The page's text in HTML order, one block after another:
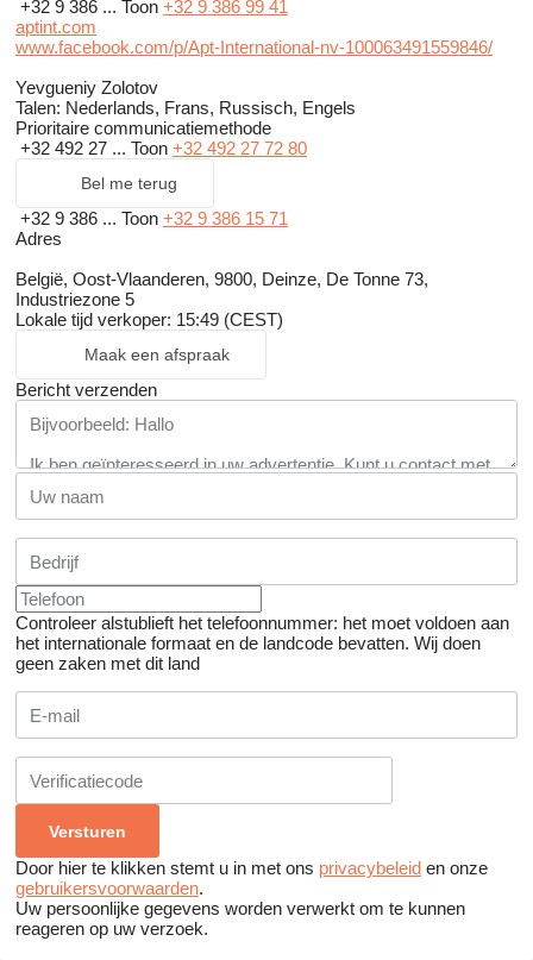
+32 9 386 ... Toon +32 9 386 99 41
aptint.com
www.facebook.com/p/Apt-International-nv-100063491559846/
Yevgueniy Zolotov
Talen: Nederlands, Frans, Russisch, Engels
Prioritaire communicatiemethode
+32 492 27 ... Toon +32 492 27 72 80
Bel me terug
+32 9 386 ... Toon +32 9 386 15 71
Adres
België, Oost-Vlaanderen, 9800, Deinze, De Tonne 73,
Industriezone 5
Lokale tijd verkoper: 15:49 (CEST)
Maak een afspraak
Bericht verzenden
Controleer alstublieft het telefoonnummer: het moet voldoen aan
het internationale formaat en de landcode bevatten. Wij doen
geen zaken met dit land
Door hier te klikken stemt u in met ons privacybeleid en onze
gebruikersvoorwaarden.
Uw persoonlijke gegevens worden verwerkt om te kunnen
reageren op uw verzoek.